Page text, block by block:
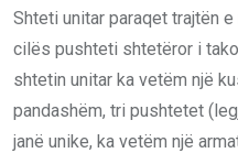
Shteti unitar paraqet trajtën
cilës pushteti shtetëror i
shtetin unitar ka vetëm një
pandashëm, tri pushtetet
janë unike, ka vetëm një